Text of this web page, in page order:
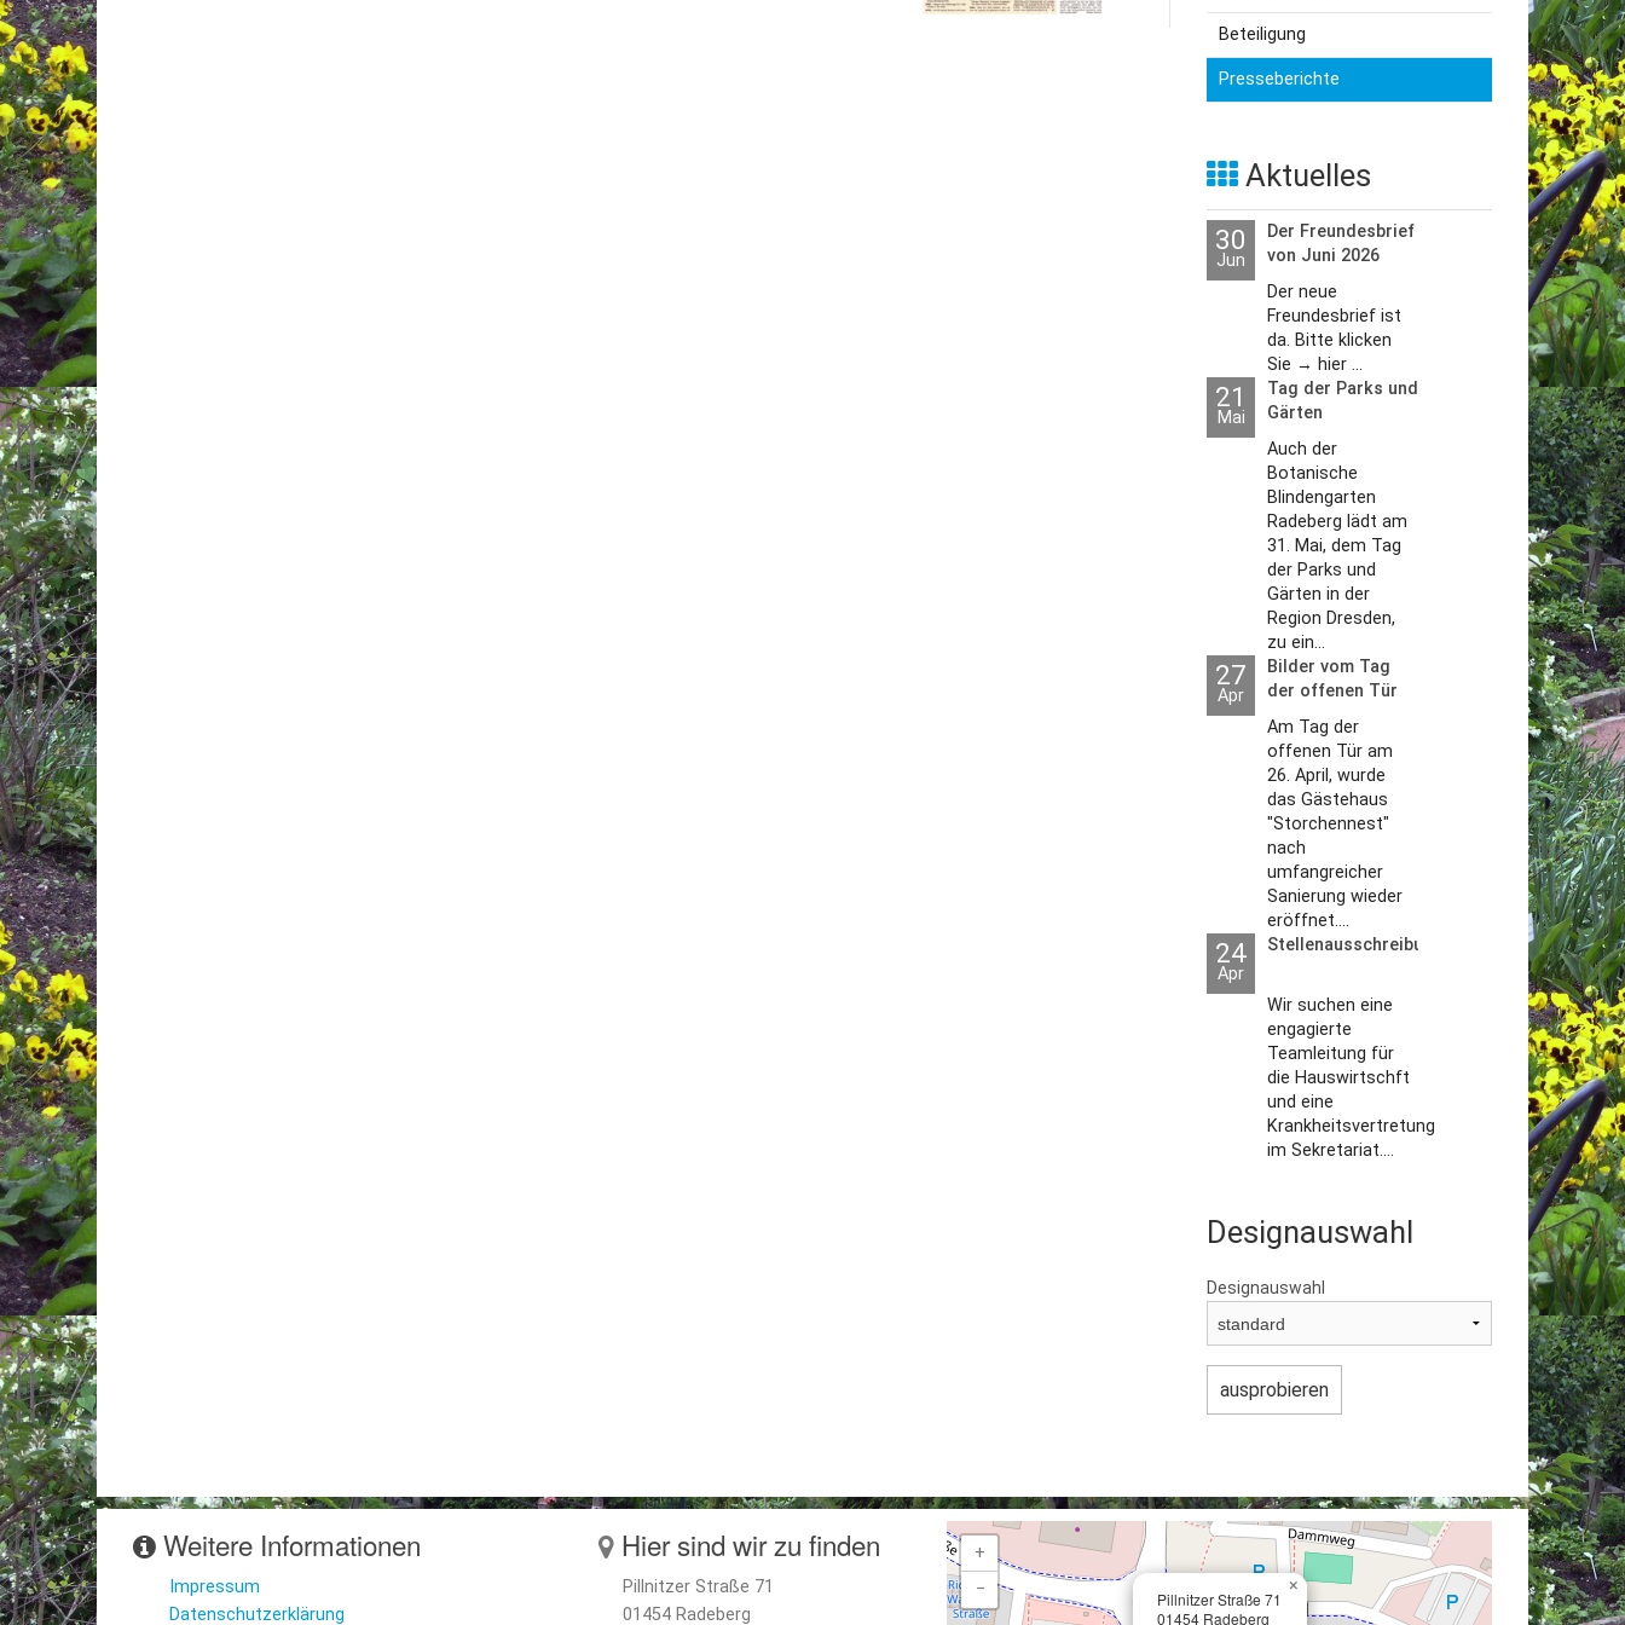
Beteiligung
Presseberichte
Aktuelles
30
Jun
Der Freundesbrief
von Juni 2026
Der neue
Freundesbrief ist
da. Bitte klicken
Sie → hier ...
21
Mai
Tag der Parks und
Gärten
Auch der
Botanische
Blindengarten
Radeberg lädt am
31. Mai, dem Tag
der Parks und
Gärten in der
Region Dresden,
zu ein...
27
Apr
Bilder vom Tag
der offenen Tür
2026
Am Tag der
offenen Tür am
26. April, wurde
das Gästehaus
"Storchennest"
nach
umfangreicher
Sanierung wieder
eröffnet....
24
Apr
Stellenausschreibungen
Wir suchen eine
engagierte
Teamleitung für
die Hauswirtschft
und eine
Krankheitsvertretung
im Sekretariat....
Designauswahl
Designauswahl
Weitere Informationen
Impressum
Datenschutzerklärung
Hier sind wir zu finden
Pillnitzer Straße 71
01454 Radeberg
Pillnitzer Straße 71
01454 Radeberg
×
+
−